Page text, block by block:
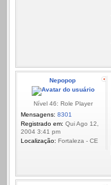
Nepopop
Nível 46: Role Player
Mensagens: 8301
Registrado em: Qui Ago 12,
2004 3:41 pm
Localização: Fortaleza - CE